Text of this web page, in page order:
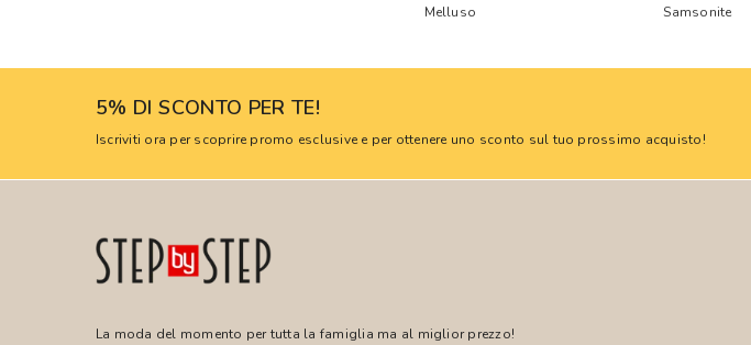
Melluso
Samsonite
5% DI SCONTO PER TE!
Iscriviti ora per scoprire promo esclusive e per ottenere uno sconto sul tuo prossimo acquisto!
La moda del momento per tutta la famiglia ma al miglior prezzo!